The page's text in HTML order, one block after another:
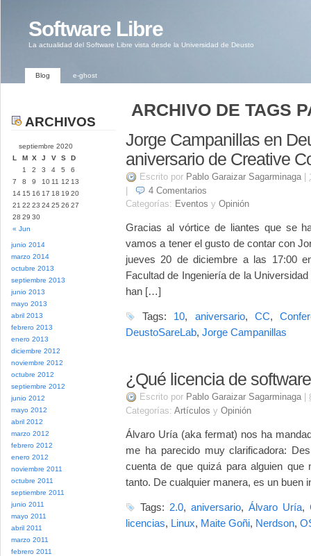
Software Libre
La actualidad del Software Libre vista desde la Universidad de Deusto
Blog e-ghost
ARCHIVOS
septiembre 2020
L
M X J V S D
« Jun
1 2 3 4 5
6
7
8 9 10 11 12 13
14 15 16 17 18 19 20
21 22 23 2425 26 27
28 29 30
junio 2014
marzo 2014
octubre 2013
septiembre 2013
junio 2013
mayo 2013
abril 2013
febrero 2013
enero 2013
diciembre 2012
noviembre 2012
octubre 2012
septiembre 2012
junio 2012
mayo 2012
abril 2012
marzo 2012
febrero 2012
enero 2012
noviembre 2011
octubre 2011
septiembre 2011
junio 2011
mayo 2011
abril 2011
marzo 2011
febrero 2011
ARCHIVO DE TAGS
Jorge Campanillas en
aniversario de Creative
Escrito por Pablo Garaizar Sagarminaga
4 Comentarios
Categorías: Eventos y Opinión
Gracias al vórtice de liantes que se
vamos a tener el gusto de contar con
jueves 20 de diciembre a las 17:00
Facultad de Ingeniería de la
han […]
Tags: 10, aniversario, CC,
DeustoSareLab, Jorge Campanillas
¿Qué licencia de
Escrito por Pablo Garaizar Sagarminaga
Categorías: Artículos y Opinión
Álvaro Uría (aka fermat) nos ha
me ha parecido muy clarificadora:
cuenta de que quizá para alguien
tanto. De cualquier manera, es un buen
Tags: 2.0, aniversario, Álvaro Uría,
licencias, Linux, Maite Goñi, Nerdson,